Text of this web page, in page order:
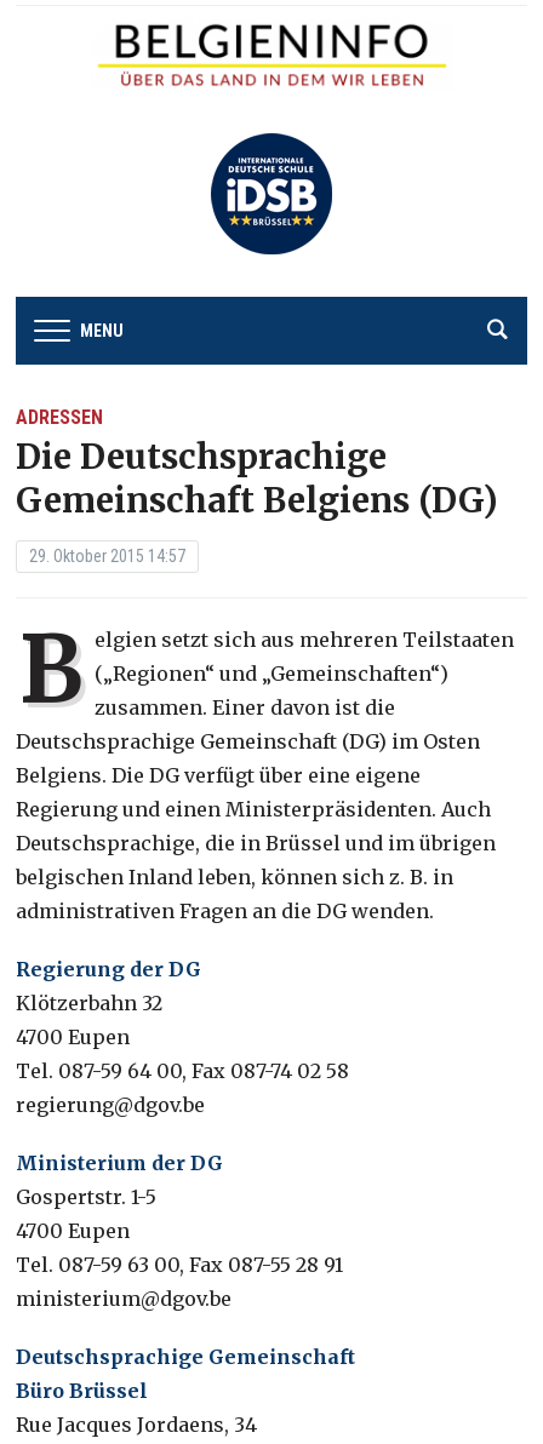
MENU
ADRESSEN
Die Deutschsprachige
Gemeinschaft Belgiens (DG)
29. Oktober 2015 14:57
B elgien setzt sich aus mehreren Teilstaaten
(„Regionen“ und „Gemeinschaften“)
zusammen. Einer davon ist die
Deutschsprachige Gemeinschaft (DG) im Osten
Belgiens. Die DG verfügt über eine eigene
Regierung und einen Ministerpräsidenten. Auch
Deutschsprachige, die in Brüssel und im übrigen
belgischen Inland leben, können sich z. B. in
administrativen Fragen an die DG wenden.
Regierung der DG
Klötzerbahn 32
4700 Eupen
Tel. 087-59 64 00, Fax 087-74 02 58
regierung@dgov.be
Ministerium der DG
Gospertstr. 1-5
4700 Eupen
Tel. 087-59 63 00, Fax 087-55 28 91
ministerium@dgov.be
Deutschsprachige Gemeinschaft
Büro Brüssel
Rue Jacques Jordaens, 34